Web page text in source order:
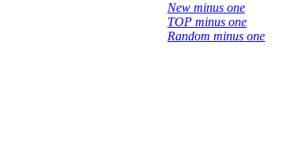
New minus one
TOP minus one
Random minus one